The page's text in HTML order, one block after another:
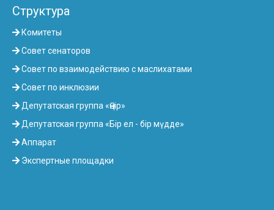
Структура
Комитеты
Совет сенаторов
Совет по взаимодействию с маслихатами
Совет по инклюзии
Депутатская группа «Өңір»
Депутатская группа «Бір ел - бір мүдде»
Аппарат
Экспертные площадки